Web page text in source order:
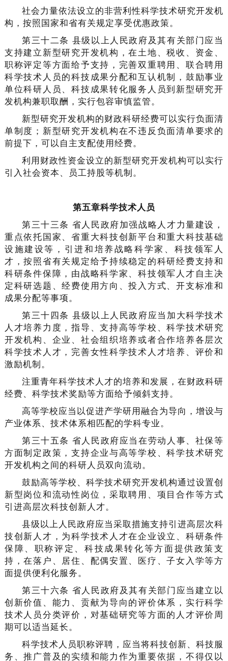
社会力量依法设立的非营利性科学技术研究开发机
构，按照国家和省有关规定享受优惠政策。
第三十二条 县级以上人民政府及其有关部门应当
支持建立新型研究开发机构，在土地、税收、资金、
职称评定等方面给予支持，完善双重聘用、联合聘用
科学技术人员的科技成果分配和互认机制，鼓励事业
单位科研人员、科技成果转化服务人员到新型研究开
发机构兼职取酬，实行包容审慎监管。
新型研究开发机构的财政科研经费可以实行负面清
单制度；新型研究开发机构在不违反负面清单要求的
前提下，可以自主支配使用经费。
利用财政性资金设立的新型研究开发机构可以实行
引入社会资本、员工持股等机制。
第五章科学技术人员
第三十三条 省人民政府加强战略人才力量建设，
重点依托国家、省重大科技创新平台和重大科技基础
设施建设等，引进和培养战略科学家、科技领军人
才，按照省有关规定给予持续稳定的科研经费支持和
科研条件保障，由战略科学家、科技领军人才自主决
定科研选题、经费使用方向、投入方式、开支标准和
成果分配等事项。
第三十四条 县级以上人民政府应当加大科学技术
人才培养力度，指导、支持高等学校、科学技术研究
开发机构、企业、社会组织培养或者合作培养各层次
科学技术人才，完善女性科学技术人才培养、评价和
激励机制。
注重青年科学技术人才的培养和发展，在财政科研
经费、科学技术奖励等方面给予倾斜支持。
高等学校应当以促进产学研用融合为导向，增设与
产业体系、技术体系相匹配的学科专业。
第三十五条 省人民政府应当在劳动人事、社保等
方面制定政策，支持企业与高等学校、科学技术研究
开发机构之间的科研人员双向流动。
鼓励高等学校、科学技术研究开发机构通过设置创
新型岗位和流动性岗位，采取聘用、项目合作等方式
引进高层次科技创新人才。
县级以上人民政府应当采取措施支持引进高层次科
技创新人才，为科学技术人才在企业设立、科研条件
保障、职称评定、科技成果转化等方面提供政策支
持，在落户、居住、配偶安置、医疗、子女入学等方
面提供便利化服务。
第三十六条 省人民政府及其有关部门应当建立以
创新价值、能力、贡献为导向的评价体系，实行科学
技术人员分类评价，对基础研究等方面的人才评价周
期可以适当延长。
科学技术人员职称评聘，应当将科技创新、科技服
务、推广普及的实绩和能力作为重要依据，不得仅以